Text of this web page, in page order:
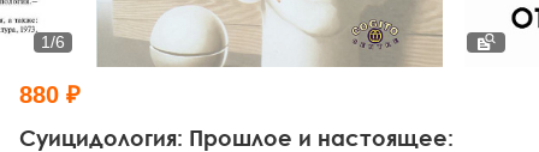
Тревожные расстройства, панические атаки
Психодрама
Другие направления психотерапии
Психология труда и эргономика
Социальная психология
Социальная и организационная психология
Классический и юнгианский психоанализ
Суицидология: Прошлое и настоящее:
1/6
880 ₽